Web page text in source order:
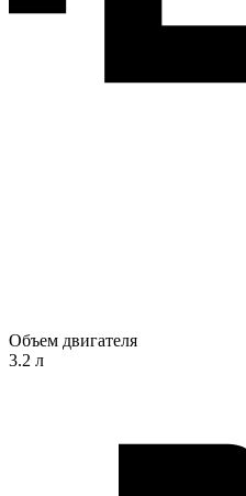
Объем двигателя
3.2 л